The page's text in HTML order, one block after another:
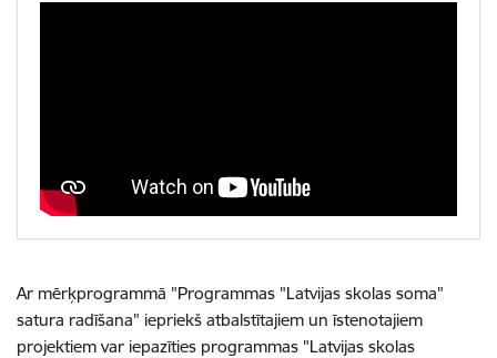
Ar mērķprogrammā "Programmas "Latvijas skolas soma"
satura radīšana" iepriekš atbalstītajiem un īstenotajiem
projektiem var iepazīties programmas "Latvijas skolas